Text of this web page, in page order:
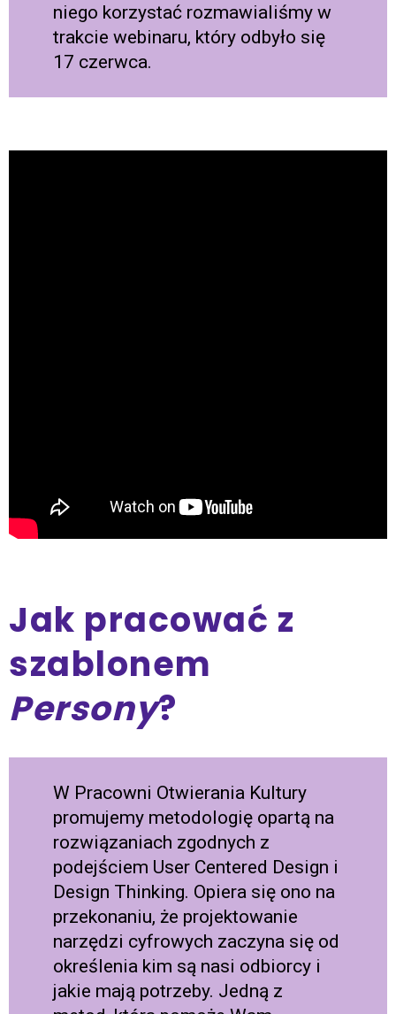
niego korzystać rozmawialiśmy w
trakcie webinaru, który odbyło się
17 czerwca.
Jak pracować z
szablonem
Persony?
W Pracowni Otwierania Kultury
promujemy metodologię opartą na
rozwiązaniach zgodnych z
podejściem User Centered Design i
Design Thinking. Opiera się ono na
przekonaniu, że projektowanie
narzędzi cyfrowych zaczyna się od
określenia kim są nasi odbiorcy i
jakie mają potrzeby. Jedną z